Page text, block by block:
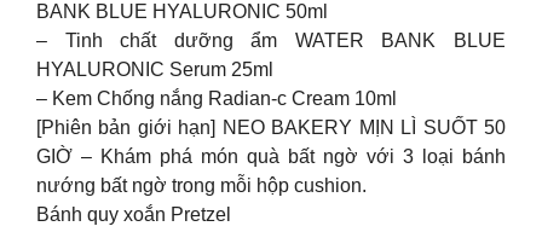
BANK BLUE HYALURONIC 50ml
– Tinh chất dưỡng ẩm WATER BANK BLUE
HYALURONIC Serum 25ml
– Kem Chống nắng Radian-c Cream 10ml
[Phiên bản giới hạn] NEO BAKERY MỊN LÌ SUỐT 50
GIỜ – Khám phá món quà bất ngờ với 3 loại bánh
nướng bất ngờ trong mỗi hộp cushion.
Bánh quy xoắn Pretzel